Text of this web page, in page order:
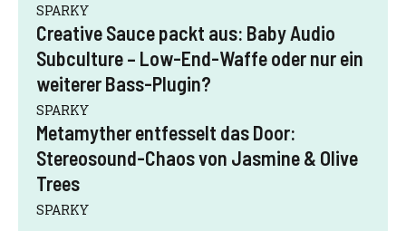
SPARKY
Creative Sauce packt aus: Baby Audio
Subculture – Low-End-Waffe oder nur ein
weiterer Bass-Plugin?
SPARKY
Metamyther entfesselt das Door:
Stereosound-Chaos von Jasmine & Olive
Trees
SPARKY